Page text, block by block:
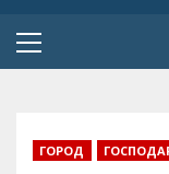
Primary
ГОРОД